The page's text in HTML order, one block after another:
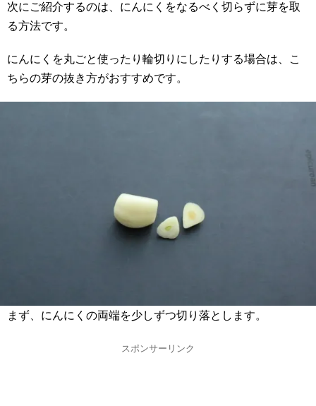
次にご紹介するのは、にんにくをなるべく切らずに芽を取
る方法です。
にんにくを丸ごと使ったり輪切りにしたりする場合は、こ
ちらの芽の抜き方がおすすめです。
まず、にんにくの両端を少しずつ切り落とします。
スポンサーリンク